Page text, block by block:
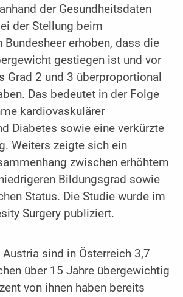
der Gesundheitsdaten
der Stellung beim
Bundesheer erhoben, dass die
gestiegen ist und vor
Grad 2 und 3 überproportional
Das bedeutet in der Folge
kardiovaskulärer
Diabetes sowie eine verkürzte
Weiters zeigte sich ein
zwischen erhöhtem
Bildungsgrad sowie
Status. Die Studie wurde im
Surgery publiziert.
sind in Österreich 3,7
über 15 Jahre übergewichtig
von ihnen haben bereits